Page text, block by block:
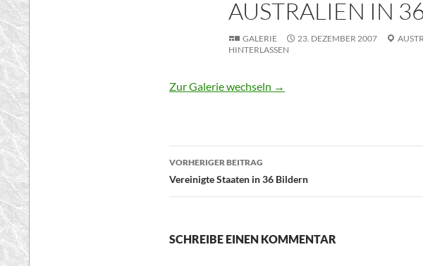
AUSTRALIEN IN
GALERIE 23. DEZEMBER 2007
HINTERLASSEN
Zur Galerie wechseln →
Beitragsnavigation
VORHERIGER BEITRAG
Vereinigte Staaten in 36 Bildern
SCHREIBE EINEN KOMMENTAR